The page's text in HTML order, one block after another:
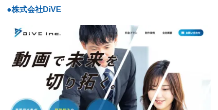
●株式会社DiVE